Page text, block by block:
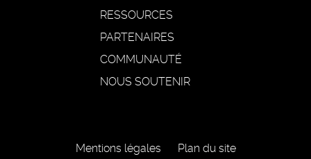
RESSOURCES
PARTENAIRES
COMMUNAUTÉ
NOUS SOUTENIR
Mentions légales Plan du site